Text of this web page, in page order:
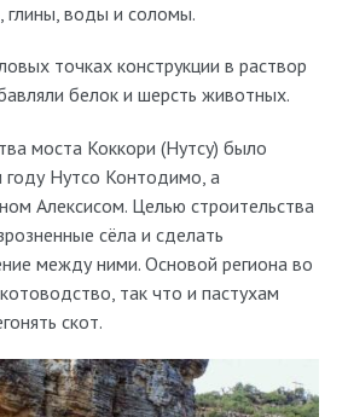
глины, воды и соломы.
точках конструкции в раствор
белок и шерсть животных.
моста Коккори (Нутсу) было
Нутсо Контодимо, а
Алексисом. Целью строительства
сёла и сделать
между ними. Основой региона во
так что и пастухам
скот.